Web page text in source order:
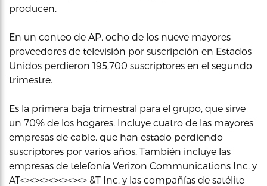
producen.
En un conteo de AP, ocho de los nueve mayores
proveedores de televisión por suscripción en Estados
Unidos perdieron 195,700 suscriptores en el segundo
trimestre.
Es la primera baja trimestral para el grupo, que sirve
un 70% de los hogares. Incluye cuatro de las mayores
empresas de cable, que han estado perdiendo
suscriptores por varios años. También incluye las
empresas de telefonía Verizon Communications Inc. y
AT<><><><><><><> &T Inc. y las compañías de satélite